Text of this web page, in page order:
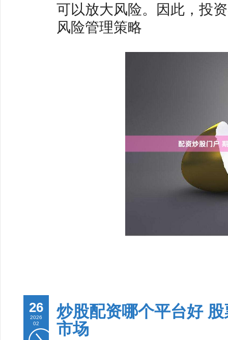
可以放大风险。因此，投
风险管理策略
26
2026
02
炒股配资哪个平台好
市场